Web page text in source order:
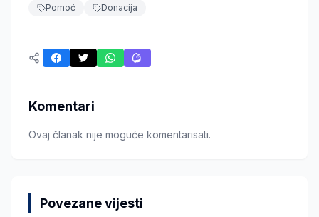
Pomoć
Donacija
Komentari
Ovaj članak nije moguće komentarisati.
Povezane vijesti